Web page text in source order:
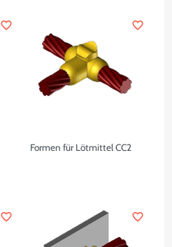
favorite_border
Formen für Lötmittel CC2
favorite_border
favorite_border favorite_border